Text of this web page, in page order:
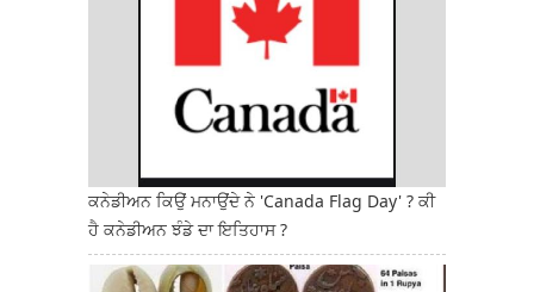
ਕਨੇਡੀਅਨ ਕਿਉਂ ਮਨਾਉਂਦੇ ਨੇ 'Canada Flag Day' ? ਕੀ
ਹੈ ਕਨੇਡੀਅਨ ਝੰਡੇ ਦਾ ਇਤਿਹਾਸ ?